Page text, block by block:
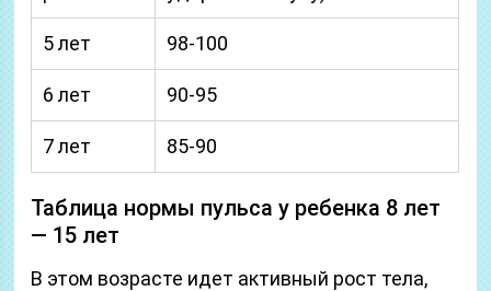
5 лет 98-100
6 лет 90-95
7 лет 85-90
Таблица нормы пульса у ребенка 8 лет
— 15 лет
В этом возрасте идет активный рост тела,